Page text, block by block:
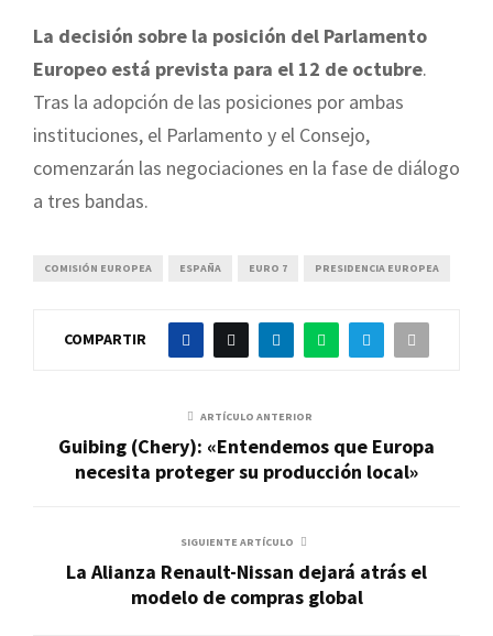
La decisión sobre la posición del Parlamento
Europeo está prevista para el 12 de octubre.
Tras la adopción de las posiciones por ambas
instituciones, el Parlamento y el Consejo,
comenzarán las negociaciones en la fase de diálogo
a tres bandas.
COMISIÓN EUROPEA ESPAÑA EURO 7 PRESIDENCIA EUROPEA
COMPARTIR
ARTÍCULO ANTERIOR
Guibing (Chery): «Entendemos que Europa
necesita proteger su producción local»
SIGUIENTE ARTÍCULO
La Alianza Renault-Nissan dejará atrás el
modelo de compras global